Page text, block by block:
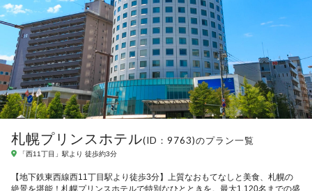
札幌プリンスホテル(ID：9763)のプラン一覧
「西11丁目」駅より 徒歩約3分
【地下鉄東西線西11丁目駅より徒歩3分】上質なおもてなしと美食、札幌の
絶景を堪能！札幌プリンスホテルで特別なひとときを。最大1,120名までの盛